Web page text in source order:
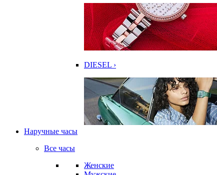
DIESEL ›
Наручные часы
Все часы
Женские